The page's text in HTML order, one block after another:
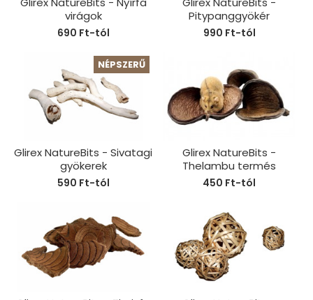
virágok
690 Ft-tól
Pitypanggyökér
990 Ft-tól
NÉPSZERŰ
Glirex NatureBits - Sivatagi
gyökerek
590 Ft-tól
Glirex NatureBits -
Thelambu termés
450 Ft-tól